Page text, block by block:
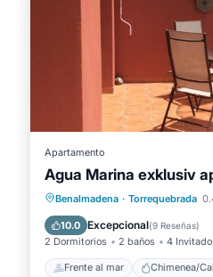
Apartamento
Agua Marina exklusiv
Benalmadena · Torrequebrada
10.0 Excepcional(9 Reseñas)
2 Dormitorios 2 baños 4
Frente al mar Chimenea/
Frente al mar
Piscina
Vista al